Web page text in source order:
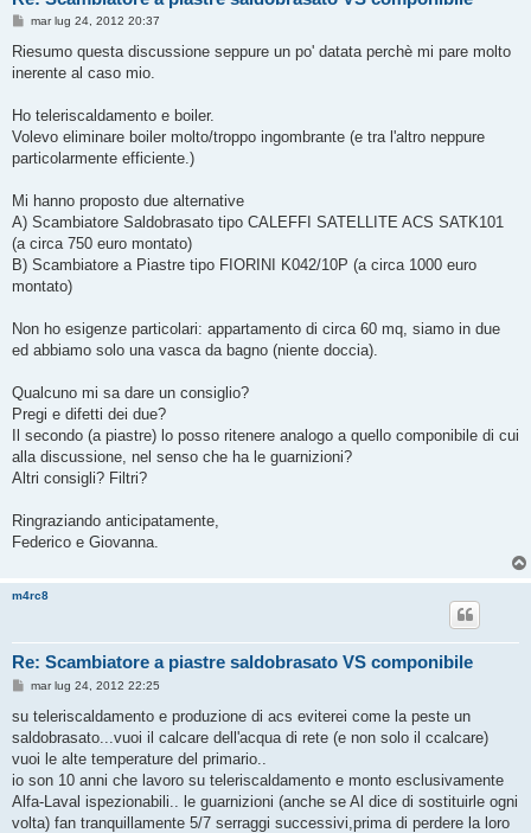
M
s
a
i
o
mar lug 24, 2012 20:37
Riesumo questa discussione seppure un po' datata perchè mi pare molto
inerente al caso mio.
Ho teleriscaldamento e boiler.
Volevo eliminare boiler molto/troppo ingombrante (e tra l'altro neppure
particolarmente efficiente.)
Mi hanno proposto due alternative
A) Scambiatore Saldobrasato tipo CALEFFI SATELLITE ACS SATK101
(a circa 750 euro montato)
B) Scambiatore a Piastre tipo FIORINI K042/10P (a circa 1000 euro
montato)
Non ho esigenze particolari: appartamento di circa 60 mq, siamo in due
ed abbiamo solo una vasca da bagno (niente doccia).
Qualcuno mi sa dare un consiglio?
Pregi e difetti dei due?
Il secondo (a piastre) lo posso ritenere analogo a quello componibile di cui
alla discussione, nel senso che ha le guarnizioni?
Altri consigli? Filtri?
Ringraziando anticipatamente,
Federico e Giovanna.
m4rc8
Re: Scambiatore a piastre saldobrasato VS componibile
M
s
a
g
o
mar lug 24, 2012 22:25
su teleriscaldamento e produzione di acs eviterei come la peste un
saldobrasato...vuoi il calcare dell'acqua di rete (e non solo il ccalcare)
vuoi le alte temperature del primario..
io son 10 anni che lavoro su teleriscaldamento e monto esclusivamente
Alfa-Laval ispezionabili.. le guarnizioni (anche se Al dice di sostituirle ogni
volta) fan tranquillamente 5/7 serraggi successivi,prima di perdere la loro